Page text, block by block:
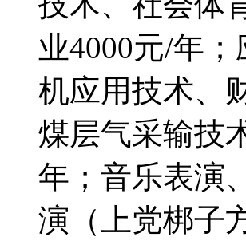
业4000元/年
机应用技术、
煤层气采输技
年；音乐表演
演（上党梆子